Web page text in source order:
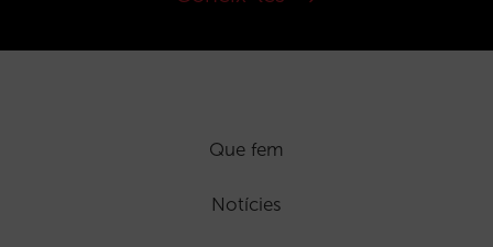
Que fem
Notícies